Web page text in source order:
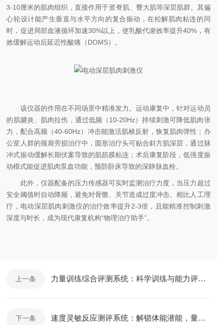
3-10厘米的肌肉组织，直接作用于竖脊肌、臀大肌等深层肌群。其偏
心轮设计能产生垂直与水平方向的复合振动，在松解肌肉粘连的同
时，促进局部血液循环加速30%以上，使乳酸代谢效率提升40%，有
效缓解运动后延迟性酸痛（DOMS）。​
该仪器的作用在不同场景中精准发力。运动康复中，针对运动员
的肌腱炎、肌肉拉伤，通过低频（10-20Hz）持续刺激可降低肌肉张
力，配合高频（40-60Hz）冲击能激活肌梭反射，恢复肌肉弹性；办
公室人群的颈肩劳损治疗中，圆形治疗头可贴合斜方肌深层，通过脉
冲式振动缓解长期伏案导致的肌筋膜粘连；术后康复阶段，低强度振
动模式能促进肌肉泵血功能，预防卧床导致的深静脉血栓。​
此外，仪器配备的压力传感器可实时监测治疗力度，当压力超过
安全阈值时自动降频，避免对骨骼、关节造成过度冲击。相比人工理
疗，电动深层肌肉刺激仪的治疗效率提升2-3倍，且能精准控制刺激
深度与时长，成为现代康复机构“物理治疗助手”。​
上一条 力量训练综合评测系统：科学训练与能力评估的智能分析平台
下一条 速度灵敏反应测评系统：解锁体能潜能，量化动态表现